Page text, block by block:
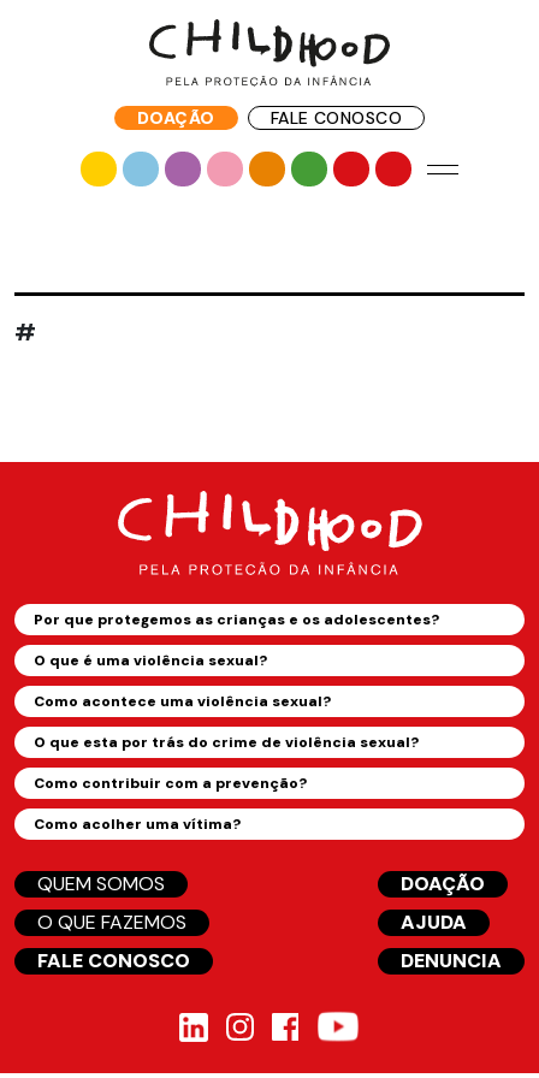
DOAÇÃO FALE CONOSCO
#
Por que protegemos as crianças e os adolescentes?
O que é uma violência sexual?
Como acontece uma violência sexual?
O que esta por trás do crime de violência sexual?
Como contribuir com a prevenção?
Como acolher uma vítima?
QUEM SOMOS
O QUE FAZEMOS
FALE CONOSCO
DOAÇÃO
AJUDA
DENUNCIA